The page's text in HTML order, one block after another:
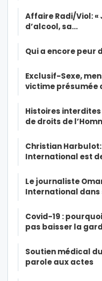
Affaire Radi/Viol: «
d’alcool, sa…
Qui a encore peur
Exclusif-Sexe,
victime présumée
Histoires
de droits de
Christian Harbulot:
International est
Le journaliste
International dans
Covid-19 :
pas baisser la
Soutien médical
parole aux actes